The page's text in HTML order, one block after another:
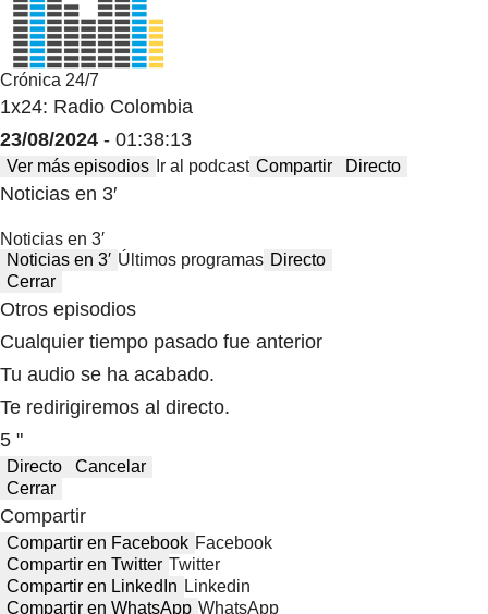
Crónica 24/7
1x24: Radio Colombia
23/08/2024 - 01:38:13
Ver más episodios Ir al podcast Compartir Directo
Noticias en 3′
Noticias en 3′
Noticias en 3′ Últimos programas Directo
Cerrar
Otros episodios
Cualquier tiempo pasado fue anterior
Tu audio se ha acabado.
Te redirigiremos al directo.
5 "
Directo
Cancelar
Cerrar
Compartir
Compartir en Facebook Facebook
Compartir en Twitter Twitter
Compartir en LinkedIn Linkedin
Compartir en WhatsApp WhatsApp